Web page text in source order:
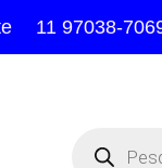
11 97038-
produtos